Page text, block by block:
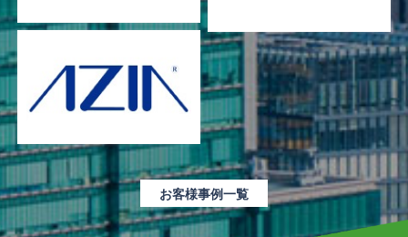
お客様事例一覧